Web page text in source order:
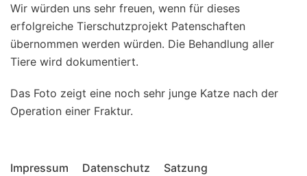
Wir würden uns sehr freuen, wenn für dieses
erfolgreiche Tierschutzprojekt Patenschaften
übernommen werden würden. Die Behandlung aller
Tiere wird dokumentiert.
Das Foto zeigt eine noch sehr junge Katze nach der
Operation einer Fraktur.
Impressum Datenschutz Satzung